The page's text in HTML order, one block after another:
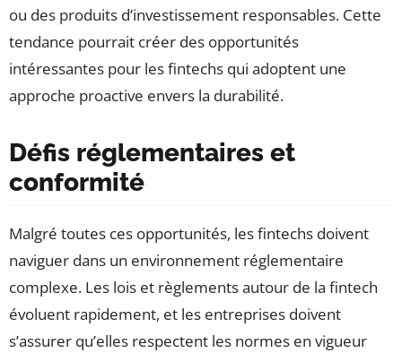
ou des produits d’investissement responsables. Cette
tendance pourrait créer des opportunités
intéressantes pour les fintechs qui adoptent une
approche proactive envers la durabilité.
Défis réglementaires et
conformité
Malgré toutes ces opportunités, les fintechs doivent
naviguer dans un environnement réglementaire
complexe. Les lois et règlements autour de la fintech
évoluent rapidement, et les entreprises doivent
s’assurer qu’elles respectent les normes en vigueur